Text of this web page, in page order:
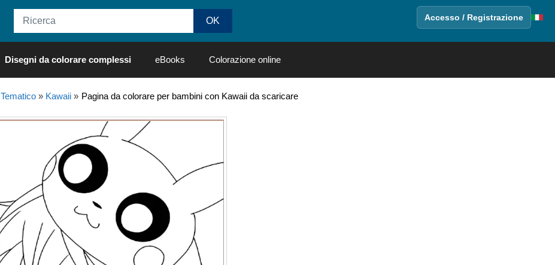
Accesso / Registrazione
Disegni da colorare complessi eBooks Colorazione online
Tematico» Kawaii» Pagina da colorare per bambini con Kawaii da scaricare